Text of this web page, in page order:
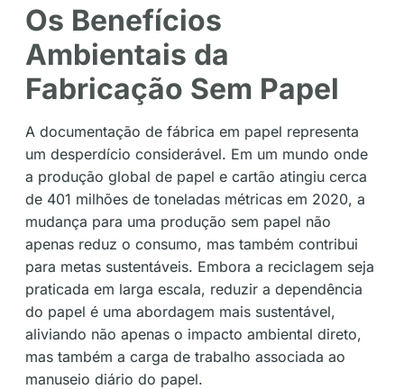
Os Benefícios
Ambientais da
Fabricação Sem Papel
A documentação de fábrica em papel representa
um desperdício considerável. Em um mundo onde
a produção global de papel e cartão atingiu cerca
de 401 milhões de toneladas métricas em 2020, a
mudança para uma produção sem papel não
apenas reduz o consumo, mas também contribui
para metas sustentáveis. Embora a reciclagem seja
praticada em larga escala, reduzir a dependência
do papel é uma abordagem mais sustentável,
aliviando não apenas o impacto ambiental direto,
mas também a carga de trabalho associada ao
manuseio diário do papel.